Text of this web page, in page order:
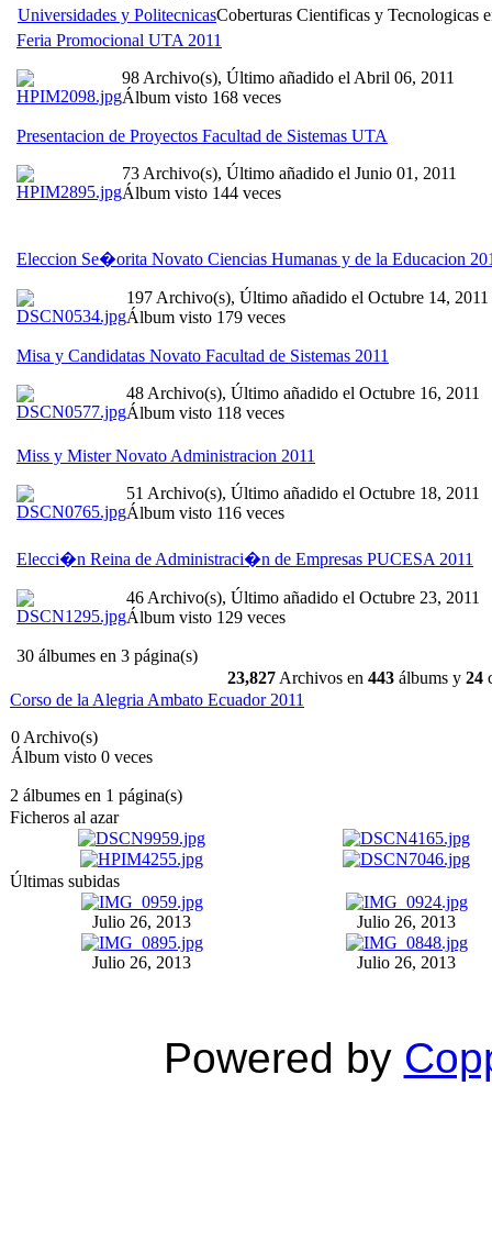
Universidades y PolitecnicasCoberturas Cientificas y Tecnologicas
Feria Promocional UTA 2011
98 Archivo(s), Último añadido el Abril 06, 2011
Álbum visto 168 veces
Presentacion de Proyectos Facultad de Sistemas UTA
73 Archivo(s), Último añadido el Junio 01, 2011
Álbum visto 144 veces
Eleccion Se�orita Novato Ciencias Humanas y de la Educacion
197 Archivo(s), Último añadido el Octubre 14, 2011
Álbum visto 179 veces
Misa y Candidatas Novato Facultad de Sistemas 2011
48 Archivo(s), Último añadido el Octubre 16, 2011
Álbum visto 118 veces
Miss y Mister Novato Administracion 2011
51 Archivo(s), Último añadido el Octubre 18, 2011
Álbum visto 116 veces
Elecci�n Reina de Administraci�n de Empresas PUCESA 2011
46 Archivo(s), Último añadido el Octubre 23, 2011
Álbum visto 129 veces
30 álbumes en 3 página(s)
23,827 Archivos en 443 álbums y 24
Corso de la Alegria Ambato Ecuador 2011
0 Archivo(s)
Álbum visto 0 veces
2 álbumes en 1 página(s)
Ficheros al azar
Últimas subidas
Julio 26, 2013 Julio 26, 2013
Julio 26, 2013 Julio 26, 2013
Powered by